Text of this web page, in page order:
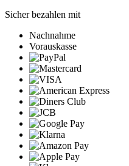
Sicher bezahlen mit
Nachnahme
Vorauskasse